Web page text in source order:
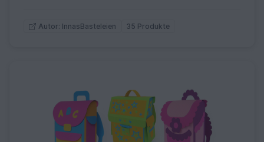
Autor: InnasBasteleien 35 Produkte